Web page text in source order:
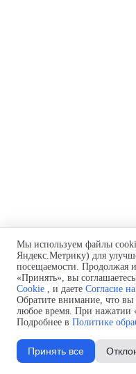
Мы используем файлы
Яндекс.Метрику) для
посещаемости. Продолжая
«Принять», вы
Cookie , и даете Согласие
Обратите внимание, что вы
любое время. При нажатии
Подробнее в Политике
Принять все